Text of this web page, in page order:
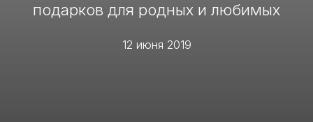
подарков для родных и любимых
12 июня 2019